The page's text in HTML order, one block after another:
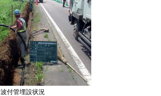
波付管埋設状況